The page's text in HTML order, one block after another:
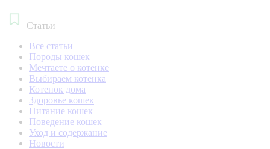
Статьи
Все статьи
Породы кошек
Мечтаете о котенке
Выбираем котенка
Котенок дома
Здоровье кошек
Питание кошек
Поведение кошек
Уход и содержание
Новости